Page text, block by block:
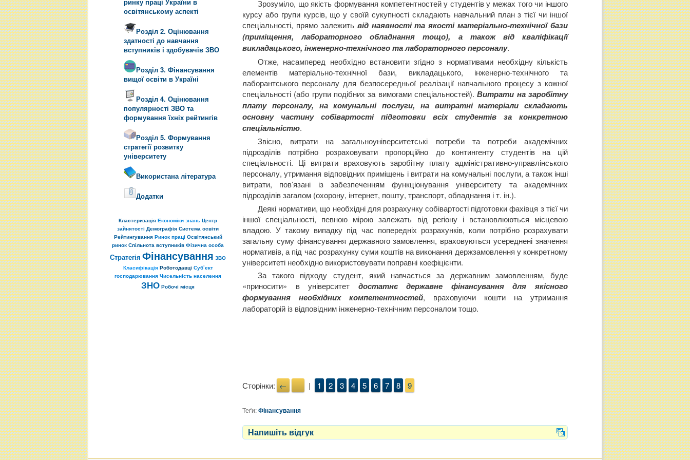
Зрозуміло, що якість формування компетентностей у студентів у межах того чи іншого
курсу або групи курсів, що у своїй сукупності складають навчальний план з тієї чи іншої
спеціальності, прямо залежить від наявності та якості матеріально-технічної бази
(приміщення, лабораторного обладнання тощо), а також від кваліфікації
викладацького, інженерно-технічного та лабораторного персоналу.
Отже, насамперед необхідно встановити згідно з нормативами необхідну кількість
елементів матеріально-технічної бази, викладацького, інженерно-технічного та
лаборантського персоналу для безпосередньої реалізації навчального процесу з кожної
спеціальності (або групи подібних за вимогами спеціальностей).Витрати на заробітну
плату персоналу, на комунальні послуги, на витратні матеріали складають
основну частину собівартості підготовки всіх студентів за конкретною
спеціальністю.
Звісно, витрати на загальноуніверситетські потреби та потреби академічних
підрозділів потрібно розраховувати пропорційно до контингенту студентів на цій
спеціальності. Ці витрати враховують заробітну плату адміністративно-управлінського
персоналу, утримання відповідних приміщень і витрати на комунальні послуги, а також інші
витрати, пов’язані із забезпеченням функціонування університету та академічних
підрозділів загалом (охорону, інтернет, пошту, транспорт, обладнання і т. ін.).
Деякі нормативи, що необхідні для розрахунку собівартості підготовки фахівця з тієї чи
іншої спеціальності, певною мірою залежать від регіону і встановлюються місцевою
владою. У такому випадку під час попередніх розрахунків, коли потрібно розрахувати
загальну суму фінансування державного замовлення, враховуються усереднені значення
нормативів, а під час розрахунку суми коштів на виконання держзамовлення у конкретному
університеті необхідно використовувати поправні коефіцієнти.
За такого підходу студент, який навчається за державним замовленням, буде
«приносити» в університет достатнє державне фінансування для якісного
формування необхідних компетентностей, враховуючи кошти на утримання
лабораторій із відповідним інженерно-технічним персоналом тощо.
Сторінки: ← | 1 2 3 4 5 6 7 8 9
Теґи:Фінансування
Напишіть відгук
освітянському аспекті
Розділ 2. Оцінювання
здатності до навчання
вступників і здобувачів ЗВО
Розділ 3. Фінансування
вищої освіти в Україні
Розділ 4. Оцінювання
популярності ЗВО та
формування їхніх рейтингів
Розділ 5. Формування
стратегії розвитку
університету
Використана література
Додатки
Кластеризація Економіки знань Центр
зайнятості Демографія Система освіти
Рейтингування Ринок праці Освітянський
ринок Спільнота вступників Фізична особа
Стратегія Фінансування ЗВО
Класифікація Роботодавці Суб’єкт
господарювання Чисельність населення
ЗНО Робочі місця